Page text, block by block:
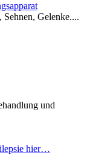
Gelenke....
und
hier…